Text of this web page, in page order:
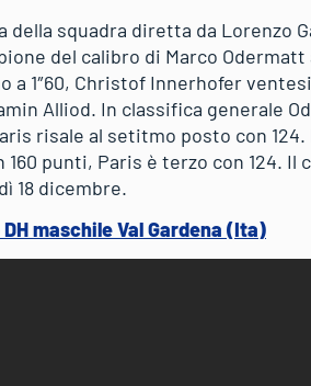
della squadra diretta da Lorenzo
del calibro di Marco
a 1″60, Christof Innerhofer
Alliod. In classifica generale
risale al setitmo posto con
160 punti, Paris è terzo con 124.
18 dicembre.
maschile Val Gardena (Ita)